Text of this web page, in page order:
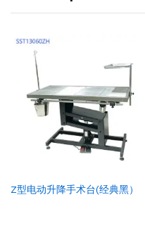
Z型电动升降手术台(经典黑）